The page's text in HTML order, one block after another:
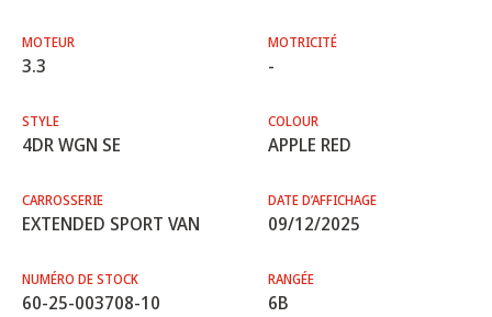
MOTEUR
3.3
MOTRICITÉ
-
STYLE
4DR WGN SE
COLOUR
APPLE RED
CARROSSERIE
EXTENDED SPORT VAN
DATE D’AFFICHAGE
09/12/2025
NUMÉRO DE STOCK
60-25-003708-10
RANGÉE
6B